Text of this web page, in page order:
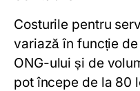
Costurile pentru
variază în funcție
ONG-ului și de
pot începe de la 80